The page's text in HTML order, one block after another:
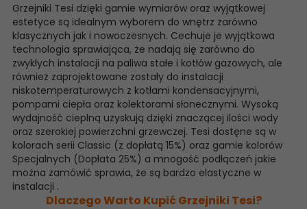
Grzejniki Tesi dzięki gamie wymiarów oraz wyjątkowej
estetyce są idealnym wyborem do wnętrz zarówno
klasycznych jak i nowoczesnych. Cechuje je wyjątkowa
technologia sprawiająca, że nadają się zarówno do
zwykłych instalacji na paliwa stałe i kotłów gazowych, ale
również zaprojektowane zostały do instalacji
niskotemperaturowych z kotłami kondensacyjnymi,
pompami ciepła oraz kolektorami słonecznymi. Wysoką
wydajność cieplną uzyskują dzięki znaczącej ilości wody
oraz szerokiej powierzchni grzewczej. Tesi dostęne są w
kolorach serii Classic (z dopłatą 15%) oraz gamie kolorów
Specjalnych (Dopłata 25%) a mnogość podłączeń jakie
można zamówić sprawia, że są bardzo elastyczne w
instalacji .
Dlaczego Warto Kupić Grzejniki Tesi?